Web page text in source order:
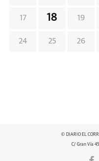
17 18 19
24 25 26
© DIARIO EL
C/ Gran Vía